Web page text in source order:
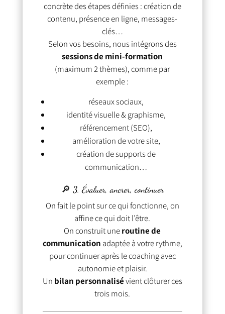
concrète des étapes définies : création de
contenu, présence en ligne, messages-
clés…
Selon vos besoins, nous intégrons des
sessions de mini-formation
(maximum 2 thèmes), comme par
exemple :
réseaux sociaux,
identité visuelle & graphisme,
référencement (SEO),
amélioration de votre site,
création de supports de
communication…
🔎 3. Évaluer, ancrer, continuer
On fait le point sur ce qui fonctionne, on
affine ce qui doit l’être.
On construit uneroutine de
communication adaptée à votre rythme,
pour continuer après le coaching avec
autonomie et plaisir.
Un bilan personnalisévient clôturer ces
trois mois.